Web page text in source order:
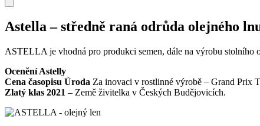
Astella – středně raná odrůda olejného
ASTELLA je vhodná pro produkci semen, dále na výrobu stolního
Ocenění Astelly
Cena časopisu Úroda Za inovaci v rostlinné výrobě – Grand Prix
Zlatý klas 2021 – Země živitelka v Českých Budějovicích.